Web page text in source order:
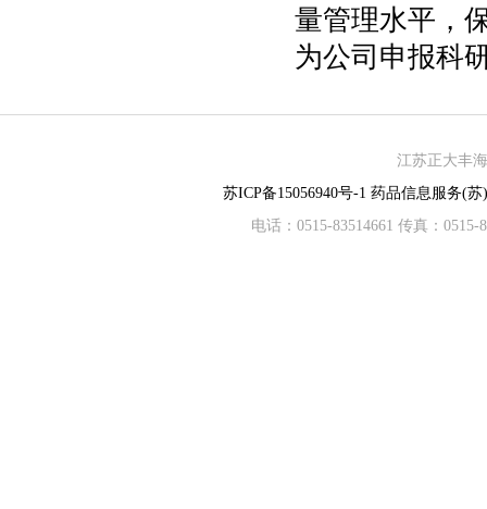
量管理水平，
为公司申报科
江苏正大丰
苏ICP备15056940号-1 药品信息服务(苏
电话：0515-83514661 传真：